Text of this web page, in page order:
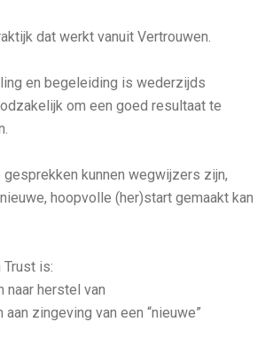
dat werkt vanuit Vertrouwen.
en begeleiding is wederzijds
om een goed resultaat te
kunnen wegwijzers zijn,
hoopvolle (her)start gemaakt kan
is:
naar herstel van
aan zingeving van een “nieuwe”